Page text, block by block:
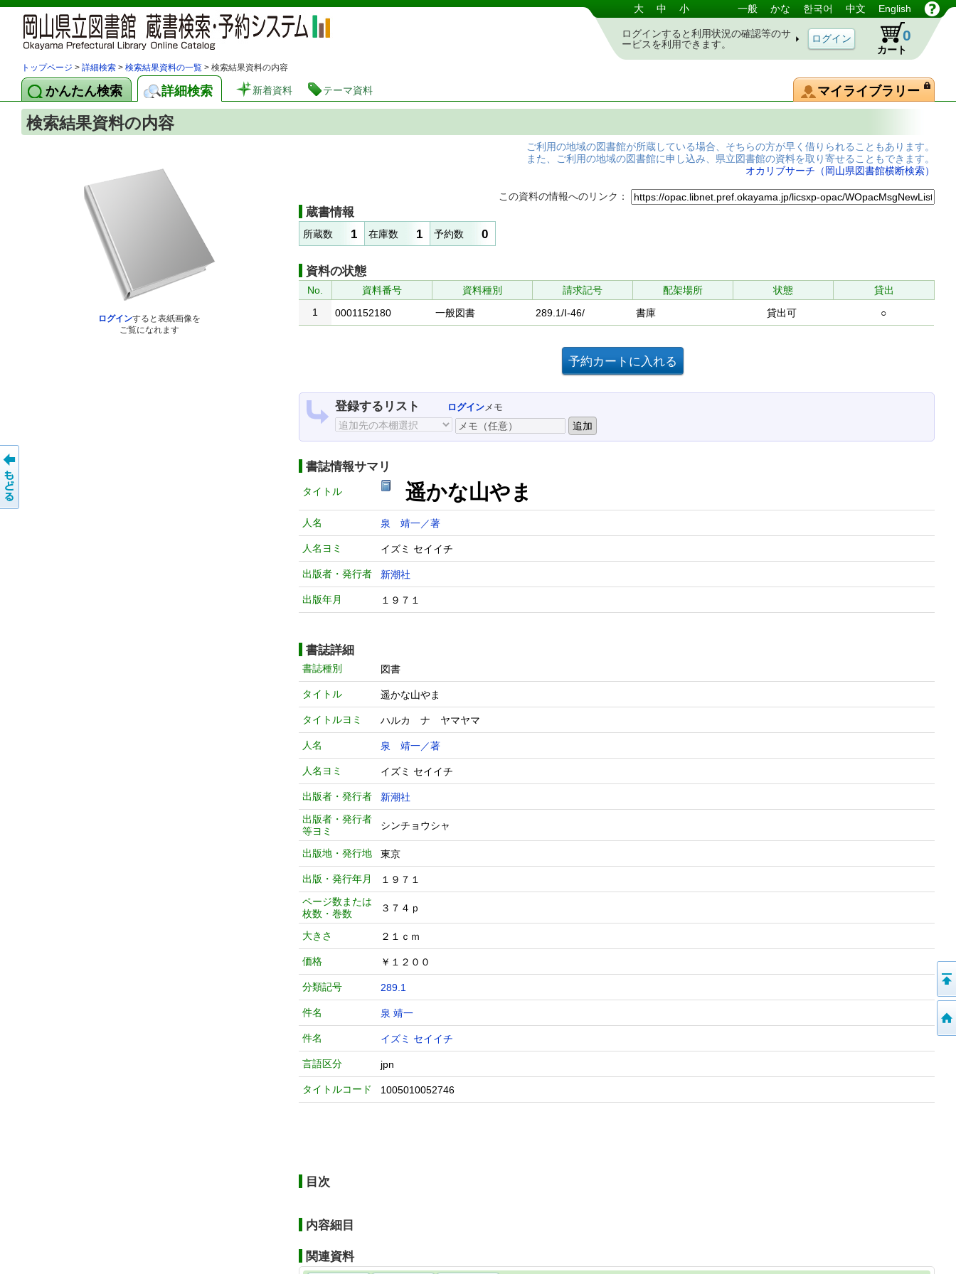
岡山県立図書館 蔵書検索・予約システム 大 中 小 一般 かな 한국어 中文 English
ログインすると利用状況の確認等のサ
ービスを利用できます。
カート
0
トップページ > 詳細検索 > 検索結果資料の一覧 > 検索結果資料の内容
かんたん検索 詳細検索 新着資料 テーマ資料 マイライブラリー
検索結果資料の内容
ログインすると表紙画像を
ご覧になれます
ご利用の地域の図書館が所蔵している場合、そちらの方が早く借りられることもあります。
また、ご利用の地域の図書館に申し込み、県立図書館の資料を取り寄せることもできます。
オカリブサーチ（岡山県図書館横断検索）
この資料の情報へのリンク：
蔵書情報
所蔵数 1 在庫数 1 予約数 0
資料の状態
No. 資料番号 資料種別 請求記号 配架場所 状態
貸出
1
0001152180 一般図書 289.1/I-46/ 書庫 貸出可 ○
登録するリスト ログインメモ
書誌情報サマリ
タイトル 遥かな山やま
人名 泉 靖一／著
人名ヨミ イズミ セイイチ
出版者・発行者 新潮社
出版年月 １９７１
書誌詳細
書誌種別 図書
タイトル 遥かな山やま
タイトルヨミ ハルカ ナ ヤマヤマ
人名 泉 靖一／著
人名ヨミ イズミ セイイチ
出版者・発行者
新潮社
出版者・発行者
等ヨミ
シンチョウシャ
出版地・発行地 東京
出版・発行年月
１９７１
ページ数または
枚数・巻数
３７４ｐ
大きさ ２１ｃｍ
価格 ￥１２００
分類記号 289.1
件名 泉 靖一
件名 イズミ セイイチ
言語区分 jpn
タイトルコード 1005010052746
目次
内容細目
関連資料